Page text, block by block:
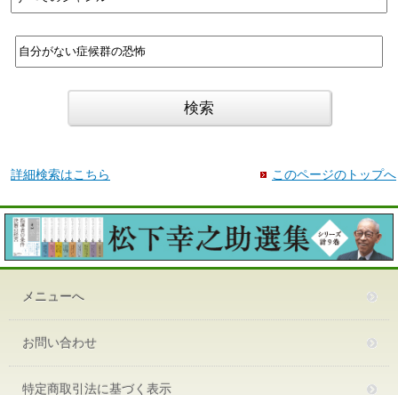
詳細検索はこちら このページのトップへ
メニューへ
お問い合わせ
特定商取引法に基づく表示